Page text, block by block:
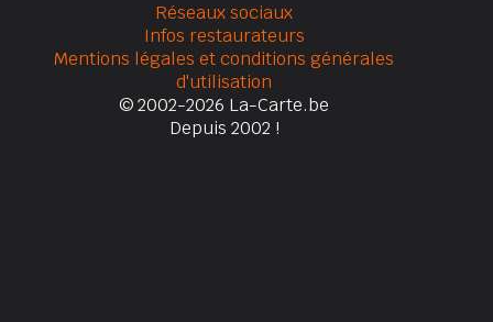
Réseaux sociaux
Infos restaurateurs
Mentions légales et conditions générales
d'utilisation
© 2002-2026 La-Carte.be
Depuis 2002 !